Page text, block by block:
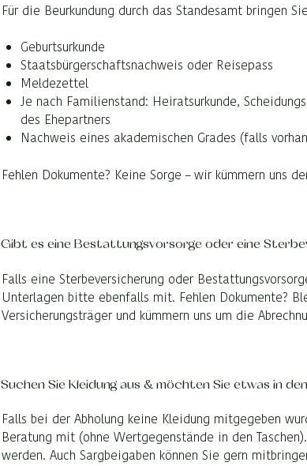
Für die Beurkundung durch das Standesamt bringen
Geburtsurkunde
Staatsbürgerschaftsnachweis oder Reisepass
Meldezettel
Je nach Familienstand: Heiratsurkunde,
des Ehepartners
Nachweis eines akademischen Grades (falls
Fehlen Dokumente? Keine Sorge – wir kümmern uns
Gibt es eine Bestattungsvorsorge oder eine
Falls eine Sterbeversicherung oder
Unterlagen bitte ebenfalls mit. Fehlen Dokumente?
Versicherungsträger und kümmern uns um die
Suchen Sie Kleidung aus & möchten Sie etwas in
Falls bei der Abholung keine Kleidung mitgegeben
Beratung mit (ohne Wertgegenstände in den
werden. Auch Sargbeigaben können Sie gern